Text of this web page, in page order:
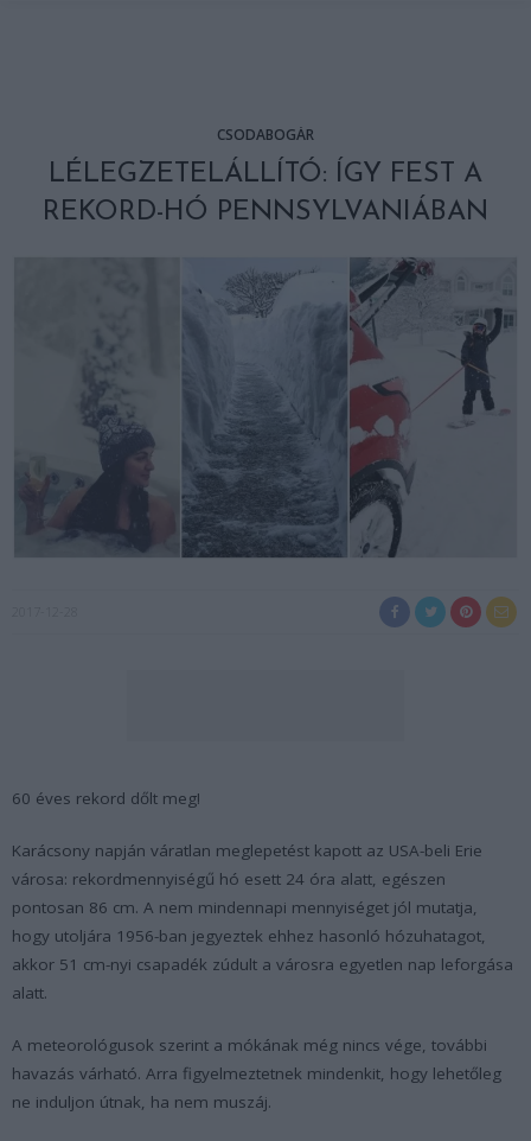
CSODABOGÁR
LÉLEGZETELÁLLÍTÓ: ÍGY FEST A
REKORD-HÓ PENNSYLVANIÁBAN
60 éves rekord dőlt meg!
Karácsony napján váratlan meglepetést kapott az USA-beli Erie
városa: rekordmennyiségű hó esett 24 óra alatt, egészen
pontosan 86 cm. A nem mindennapi mennyiséget jól mutatja,
hogy utoljára 1956-ban jegyeztek ehhez hasonló hózuhatagot,
akkor 51 cm-nyi csapadék zúdult a városra egyetlen nap leforgása
alatt.
A meteorológusok szerint a mókának még nincs vége, további
havazás várható. Arra figyelmeztetnek mindenkit, hogy lehetőleg
ne induljon útnak, ha nem muszáj.